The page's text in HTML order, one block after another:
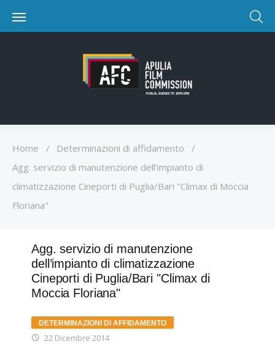
Home / Determinazioni di affidamento
/
Agg. servizio di manutenzione dell’impianto di
climatizzazione Cineporti di Puglia/Bari "Climax di Moccia
Floriana"
Agg. servizio di manutenzione
dell’impianto di climatizzazione
Cineporti di Puglia/Bari "Climax di
Moccia Floriana"
DETERMINAZIONI DI AFFIDAMENTO
22 Dicembre 2014